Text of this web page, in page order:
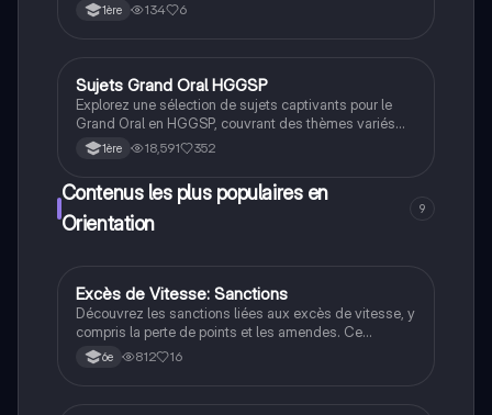
1ère 134 6
Grand oral
Sujets Grand Oral HGGSP
Explorez une sélection de sujets captivants pour le
Grand Oral en HGGSP, couvrant des thèmes variés
tels que la mémoire des conflits, la protection du
patrimoine, et les enjeux globaux. Idéal pour préparer
votre présentation et approfondir vos connaissances
en relations internationales.
1ère 18,591 352
Contenus les plus populaires en
Orientation
9
Orientation
Excès de Vitesse: Sanctions
Découvrez les sanctions liées aux excès de vitesse, y
compris la perte de points et les amendes. Ce
document présente les différentes catégories de
dépassement de vitesse, les points perdus, et les
6e 812 16